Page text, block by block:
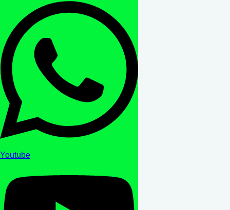
Youtube